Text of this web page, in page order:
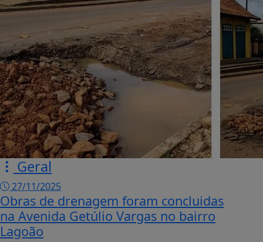
Geral
27/11/2025
Obras de drenagem foram concluidas
na Avenida Getúlio Vargas no bairro
Lagoão